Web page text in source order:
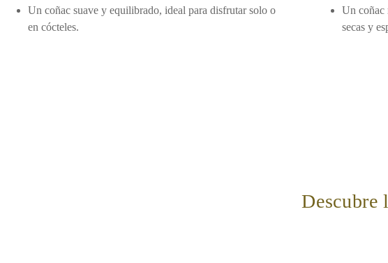
Un coñac suave y equilibrado, ideal para disfrutar solo o
en cócteles.
Un coñac
secas y
Descubre